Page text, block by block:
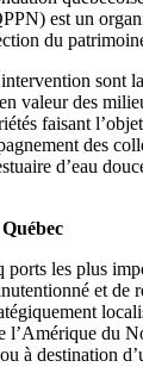
est un
du
sont
valeur des
faisant
des
d’eau
les plus
et de
l’Amérique du
à destination